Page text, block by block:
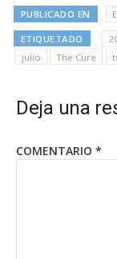
PUBLICADO EN
ETIQUETADO
julio
The Cure
Deja una
COMENTARIO *